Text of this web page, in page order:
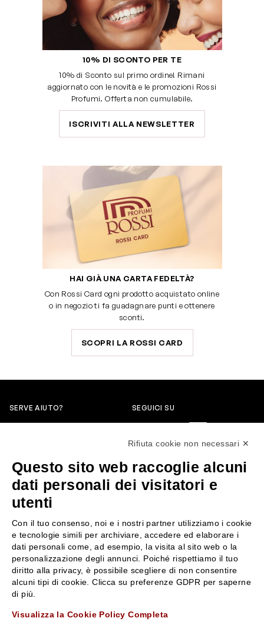
10% DI SCONTO PER TE
10% di Sconto sul primo ordine! Rimani
aggiornato con le novità e le promozioni Rossi
Profumi. Offerta non cumulabile.
ISCRIVITI ALLA NEWSLETTER
HAI GIÀ UNA CARTA FEDELTÀ?
Con Rossi Card ogni prodotto acquistato online
o in negozio ti fa guadagnare punti e ottenere
sconti.
SCOPRI LA ROSSI CARD
SERVE AIUTO?
servizioclienti@rossiprofumi.it
SEGUICI SU
SERVIZIO CLIENTI
Resi e rimborsi
Pagamenti
Spedizione
Condizioni generali di vendita
Privacy Policy
Chi siamo
Contattaci
Negozi
Attiva la Rossi Card
Lavora con noi
Rifiuta cookie non necessari ✕
Questo sito web raccoglie alcuni
dati personali dei visitatori e
utenti
Con il tuo consenso, noi e i nostri partner utilizziamo i cookie
e tecnologie simili per archiviare, accedere ed elaborare i
dati personali come, ad esempio, la visita al sito web o la
personalizzazione degli annunci. Poiché rispettiamo il tuo
diritto alla privacy, è possibile scegliere di non consentire
alcuni tipi di cookie. Clicca su preferenze GDPR per saperne
di più.
Visualizza la Cookie Policy Completa